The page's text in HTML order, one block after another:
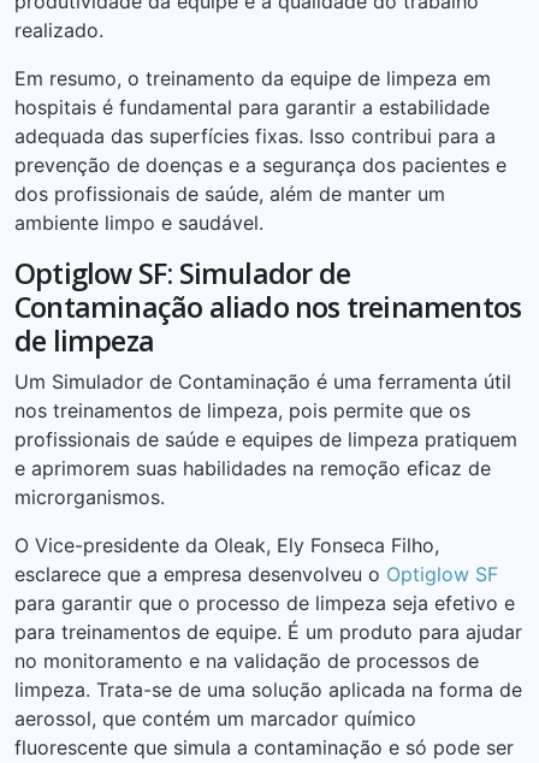
realizado.
Em resumo, o treinamento da equipe de limpeza em
hospitais é fundamental para garantir a estabilidade
adequada das superfícies fixas. Isso contribui para a
prevenção de doenças e a segurança dos pacientes e
dos profissionais de saúde, além de manter um
ambiente limpo e saudável.
Optiglow SF: Simulador de
Contaminação aliado nos treinamentos
de limpeza
Um Simulador de Contaminação é uma ferramenta útil
nos treinamentos de limpeza, pois permite que os
profissionais de saúde e equipes de limpeza pratiquem
e aprimorem suas habilidades na remoção eficaz de
microrganismos.
O Vice-presidente da Oleak, Ely Fonseca Filho,
esclarece que a empresa desenvolveu o Optiglow SF
para garantir que o processo de limpeza seja efetivo e
para treinamentos de equipe. É um produto para ajudar
no monitoramento e na validação de processos de
limpeza. Trata-se de uma solução aplicada na forma de
aerossol, que contém um marcador químico
fluorescente que simula a contaminação e só pode ser